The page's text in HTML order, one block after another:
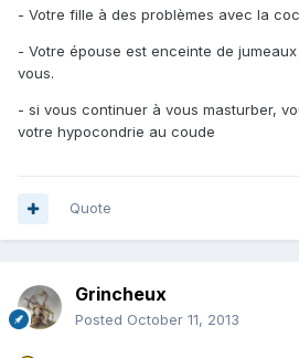
- Votre fille à des problèmes avec la
- Votre épouse est enceinte de
vous.
- si vous continuer à vous masturber,
votre hypocondrie au coude
Quote
Grincheux
Posted October 11, 2013